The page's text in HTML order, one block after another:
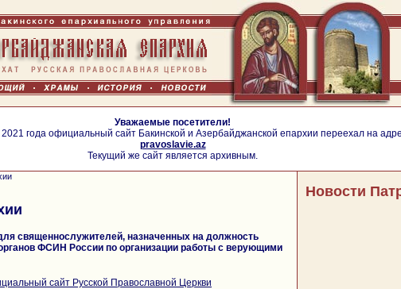
Уважаемые посетители!
года официальный сайт Бакинской и Азербайджанской епархии переехал на
pravoslavie.az
Текущий же сайт является архивным.
священнослужителей, назначенных на должность
ФСИН России по организации работы с верующими
сайт Русской Православной Церкви
Новости